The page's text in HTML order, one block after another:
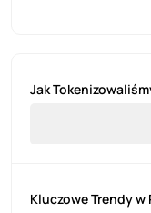
Jak
Kluczowe Trendy